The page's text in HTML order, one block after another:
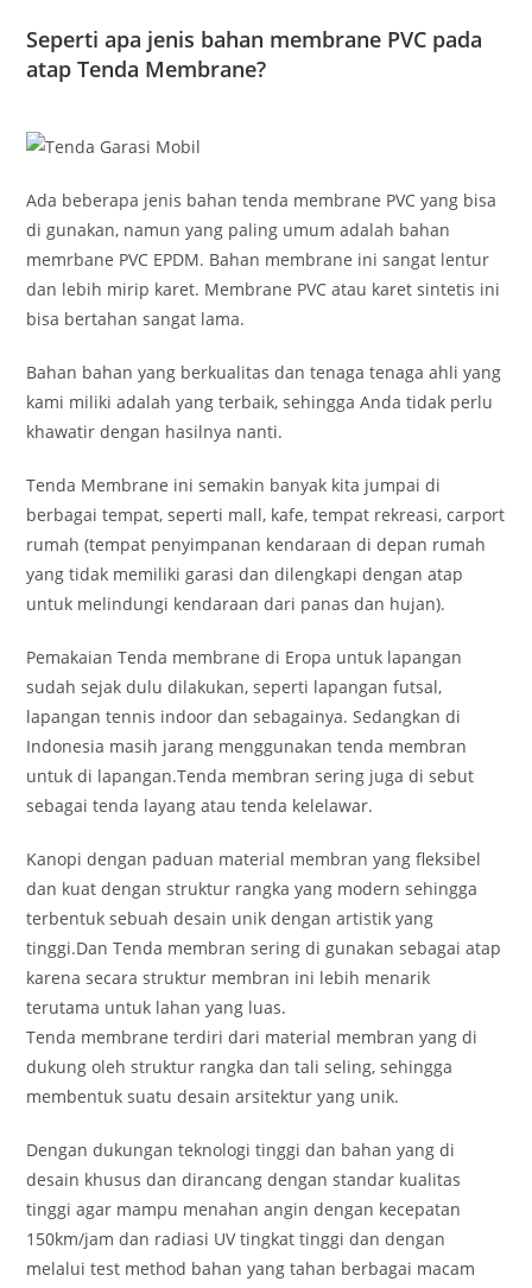
Seperti apa jenis bahan membrane PVC pada
atap Tenda Membrane?
Ada beberapa jenis bahan tenda membrane PVC yang bisa
di gunakan, namun yang paling umum adalah bahan
memrbane PVC EPDM. Bahan membrane ini sangat lentur
dan lebih mirip karet. Membrane PVC atau karet sintetis ini
bisa bertahan sangat lama.
Bahan bahan yang berkualitas dan tenaga tenaga ahli yang
kami miliki adalah yang terbaik, sehingga Anda tidak perlu
khawatir dengan hasilnya nanti.
Tenda Membrane ini semakin banyak kita jumpai di
berbagai tempat, seperti mall, kafe, tempat rekreasi, carport
rumah (tempat penyimpanan kendaraan di depan rumah
yang tidak memiliki garasi dan dilengkapi dengan atap
untuk melindungi kendaraan dari panas dan hujan).
Pemakaian Tenda membrane di Eropa untuk lapangan
sudah sejak dulu dilakukan, seperti lapangan futsal,
lapangan tennis indoor dan sebagainya. Sedangkan di
Indonesia masih jarang menggunakan tenda membran
untuk di lapangan.Tenda membran sering juga di sebut
sebagai tenda layang atau tenda kelelawar.
Kanopi dengan paduan material membran yang fleksibel
dan kuat dengan struktur rangka yang modern sehingga
terbentuk sebuah desain unik dengan artistik yang
tinggi.Dan Tenda membran sering di gunakan sebagai atap
karena secara struktur membran ini lebih menarik
terutama untuk lahan yang luas.
Tenda membrane terdiri dari material membran yang di
dukung oleh struktur rangka dan tali seling, sehingga
membentuk suatu desain arsitektur yang unik.
Dengan dukungan teknologi tinggi dan bahan yang di
desain khusus dan dirancang dengan standar kualitas
tinggi agar mampu menahan angin dengan kecepatan
150km/jam dan radiasi UV tingkat tinggi dan dengan
melalui test method bahan yang tahan berbagai macam